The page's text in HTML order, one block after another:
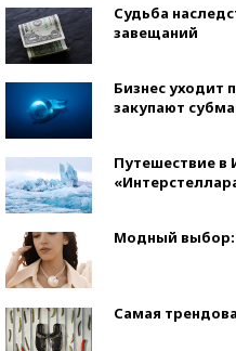
Судьба
завещаний
Бизнес уходит
закупают
Путешествие в
Модный выбор:
Самая